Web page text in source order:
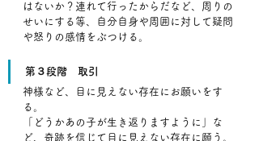
はないか？連れて行ったからだなど、周りの
せいにする等、自分自身や周囲に対して疑問
や怒りの感情をぶつける。
第３段階　取引
神様など、目に見えない存在にお願いをす
る。
「どうかあの子が生き返りますように」な
ど、奇跡を信じて目に見えない存在に願う。